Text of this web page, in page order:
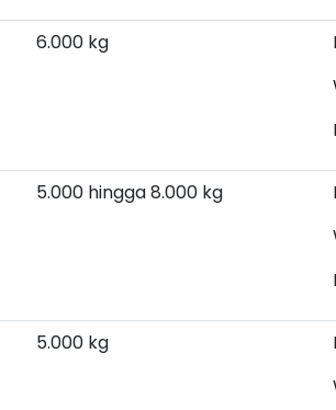
6.000 kg
5.000 hingga 8.000 kg
5.000 kg